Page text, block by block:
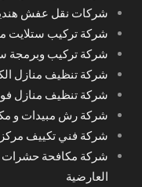
شركات نقل عفش
شركة تركيب ستلايت
شركة تركيب وبرمجة
شركة تنظيف منازل
شركة تنظيف منازل
شركة رش مبيدات و
شركة فني تكييف
شركة مكافحة حشرات
العارضية